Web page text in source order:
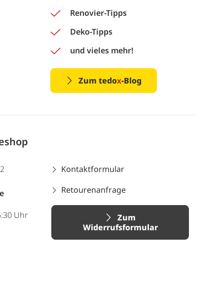
Renovier-Tipps
Deko-Tipps
und vieles mehr!
Zum tedox-Blog
Uhr
Kontaktformular
Retourenanfrage
Zum
Widerrufsformular